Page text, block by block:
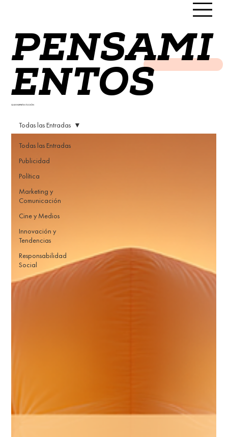
PENSAMI
ENTOS
QUE INSPIRAN ACCIÓN
Todas las Entradas
Publicidad
Política
Marketing y
Comunicación
Cine y Medios
Innovación y
Tendencias
Responsabilidad
Social
Todas las Entradas